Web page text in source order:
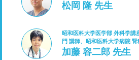
松岡 隆 先生
昭和医科大学医学部 外科学講
門 講師、昭和医科大学病院
加藤 容二郎 先生